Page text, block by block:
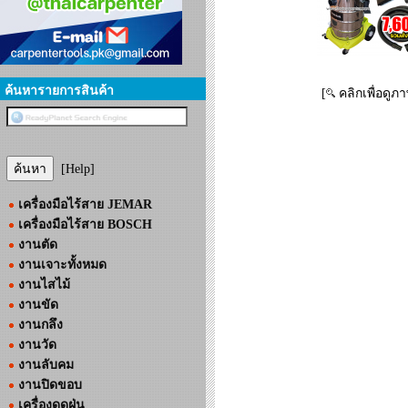
ค้นหารายการสินค้า
[Help]
เครื่องมือไร้สาย JEMAR
เครื่องมือไร้สาย BOSCH
งานตัด
งานเจาะทั้งหมด
งานไสไม้
งานขัด
งานกลึง
งานวัด
งานลับคม
งานปิดขอบ
เครื่องดูดฝุ่น
[ คลิกเพื่อดูภ